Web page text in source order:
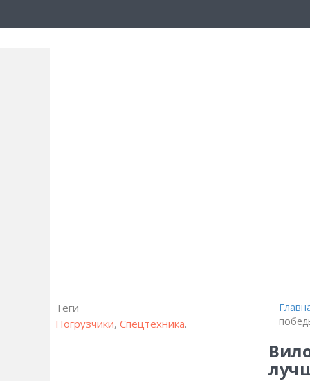
Теги
Погрузчики, Спецтехника.